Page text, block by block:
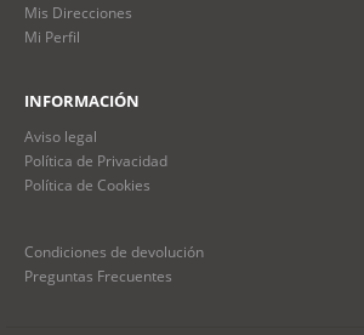
Mis Direcciones
Mi Perfil
INFORMACIÓN
Aviso legal
Política de Privacidad
Política de Cookies
Condiciones de devolución
Preguntas Frecuentes